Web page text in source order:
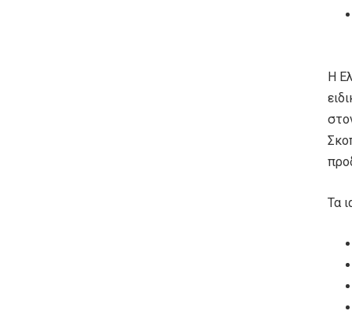
Η
Τα